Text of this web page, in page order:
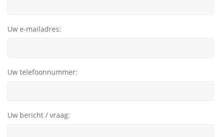
Uw e-mailadres:
Uw telefoonnummer:
Uw bericht / vraag: